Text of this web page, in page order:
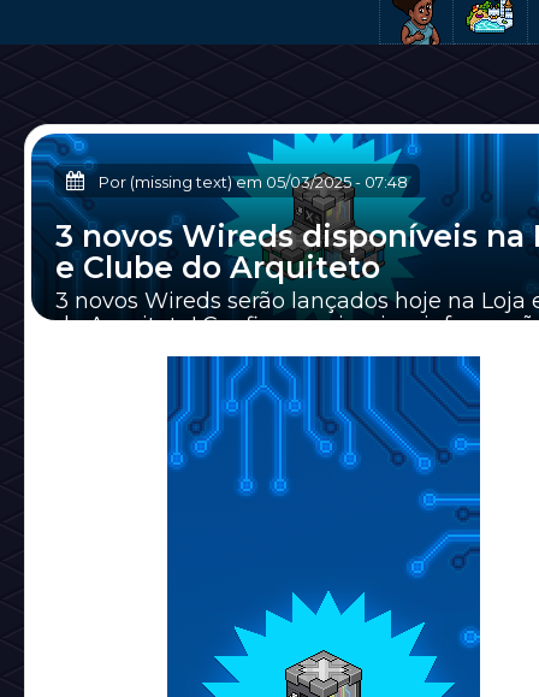
Por (missing text) em 05/03/2025- 07:48
3 novos Wireds disponíveis na
e Clube do Arquiteto
3 novos Wireds serão lançados hoje na Loja
do Arquiteto! Confira as primeiras